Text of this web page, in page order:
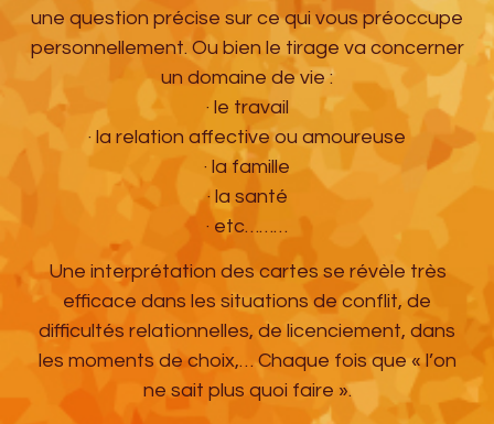
une question précise sur ce qui vous préoccupe
personnellement. Ou bien le tirage va concerner
un domaine de vie :
· le travail
· la relation affective ou amoureuse
· la famille
· la santé
· etc………
Une interprétation des cartes se révèle très
efficace dans les situations de conflit, de
difficultés relationnelles, de licenciement, dans
les moments de choix,… Chaque fois que « l’on
ne sait plus quoi faire ».